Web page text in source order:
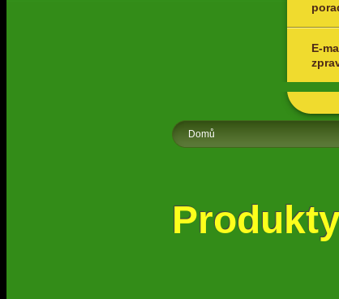
E-
Domů